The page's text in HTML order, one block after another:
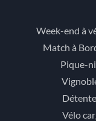
Week-end à
Match à
Pique-
Vélo